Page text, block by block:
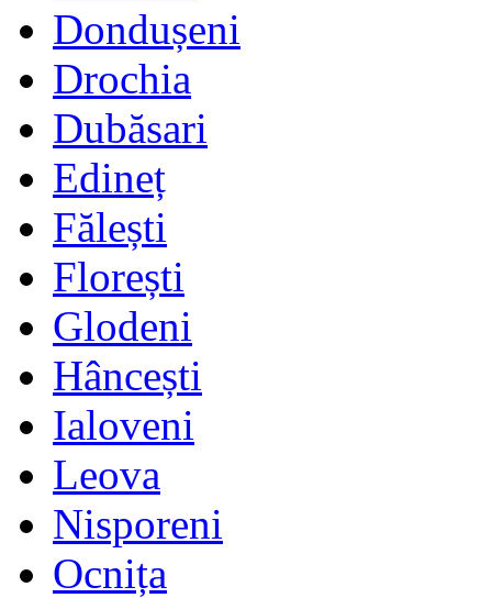
Dondușeni
Drochia
Dubăsari
Edineț
Fălești
Florești
Glodeni
Hâncești
Ialoveni
Leova
Nisporeni
Ocnița